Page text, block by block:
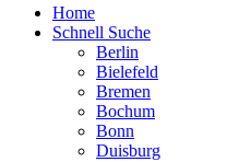
Home
Schnell Suche
Berlin
Bielefeld
Bremen
Bochum
Bonn
Duisburg